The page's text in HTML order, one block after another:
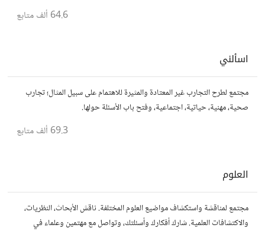
64.6 ألف متابع
اسألني
مجتمع لطرح التجارب غير المعتادة والمثيرة للاهتمام على سبيل المثال؛ تجارب
صحية، مهنية، حياتية، اجتماعية، وفتح باب الأسئلة حولها.
69.3 ألف متابع
العلوم
مجتمع لمناقشة واستكشاف مواضيع العلوم المختلفة. ناقش الأبحاث، النظريات،
والاكتشافات العلمية. شارك أفكارك وأسئلتك، وتواصل مع مهتمين وعلماء في